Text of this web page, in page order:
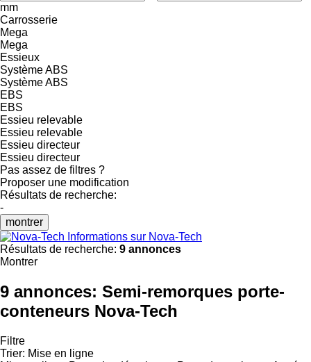
mm
Carrosserie
Mega
Mega
Essieux
Système ABS
Système ABS
EBS
EBS
Essieu relevable
Essieu relevable
Essieu directeur
Essieu directeur
Pas assez de filtres ?
Proposer une modification
Résultats de recherche:
-
montrer
Informations sur Nova-Tech
Résultats de recherche: 9 annonces
Montrer
9 annonces: Semi-remorques porte-
conteneurs Nova-Tech
Filtre
Trier: Mise en ligne